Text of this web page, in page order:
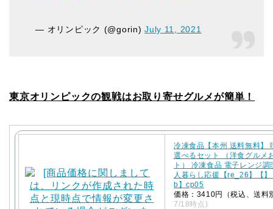
— オリンピック (@gorin)July 11, 2021
東京オリンピックの観戦はお取り寄せグルメが簡単！
冷凍食品【本州 送料無料】
選べるセット （洋食グルメ
ト） 冷凍食品 電子レンジ調
人暮らし応援【re_26】【
b】cp05
価格：3410円（税込、送料
7/18時点)